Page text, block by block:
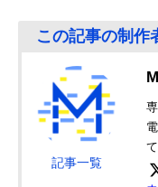
320N
セ
記事一覧